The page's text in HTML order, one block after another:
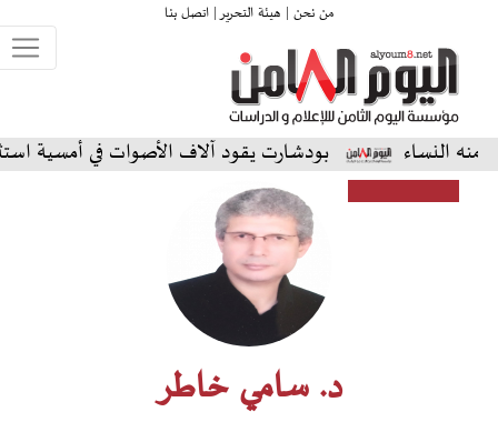
من نحن | هيئة التحرير |اتصل بنا
بودشارت يقود آلاف الأصوات في أمسية استثنائية على
د. سامي خاطر